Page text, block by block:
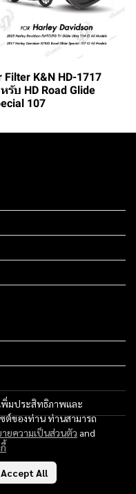
Filter K&N HD-1717
รับ HD Road Glide
107
พิ่มประสิทธิภาพและ
ต์ของท่าน ท่านสามารถ
ยความเป็นส่วนตัว and
Accept All